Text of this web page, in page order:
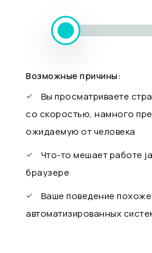
Возможные причины:
Вы просматриваете
со скоростью, намного
ожидаемую от человека
Что-то мешает работе
браузере
Ваше поведение
автоматизированных